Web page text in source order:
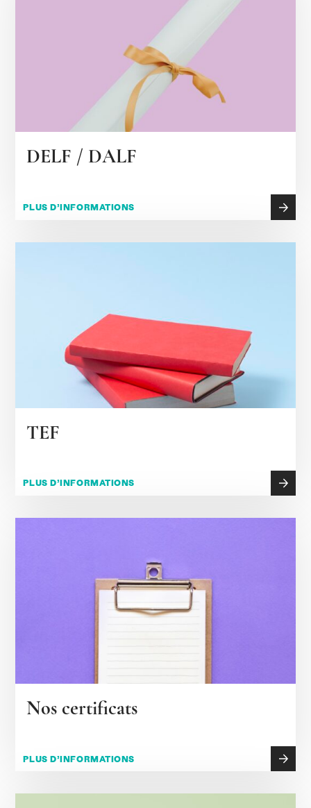
DELF / DALF
PLUS D’INFORMATIONS
TEF
PLUS D’INFORMATIONS
Nos certificats
PLUS D’INFORMATIONS